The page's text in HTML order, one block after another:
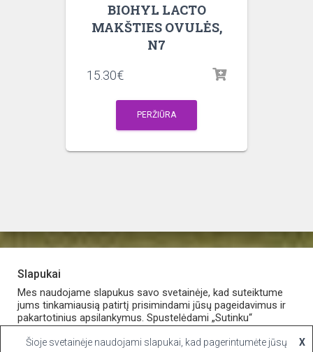
BIOHYL LACTO
MAKŠTIES OVULĖS,
N7
15.30€
PERŽIŪRA
PARDUOTUVĖ APIE VAISTINĘ MANO PASKYRA
KONTAKTAI
Slapukai
Mes naudojame slapukus savo svetainėje, kad suteiktume
jums tinkamiausią patirtį prisimindami jūsų pageidavimus ir
pakartotinius apsilankymus. Spustelėdami „Sutinku“
sutinkate naudoti VISUS slapukus.
Šioje svetainėje naudojami slapukai, kad pagerintumėte jūsų X